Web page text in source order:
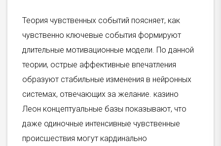
Теория чувственных событий поясняет, как
чувственно ключевые события формируют
длительные мотивационные модели. По данной
теории, острые аффективные впечатления
образуют стабильные изменения в нейронных
системах, отвечающих за желание. казино
Леон концептуальные базы показывают, что
даже одиночные интенсивные чувственные
происшествия могут кардинально